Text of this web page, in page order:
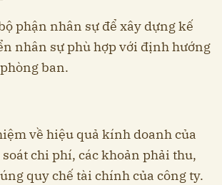
phận nhân sự để xây dựng kế
nhân sự phù hợp với định hướng
ban.
về hiệu quả kính doanh của
chi phí, các khoản phải thu,
quy chế tài chính của công ty.